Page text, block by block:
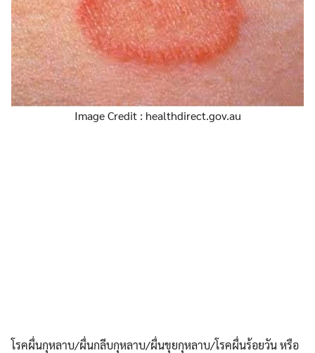
Image Credit : healthdirect.gov.au
โรคผื่นกุหลาบ/ผื่นกลีบกุหลาบ/ผื่นขุยกุหลาบ/โรคผื่นร้อยวัน หรือ